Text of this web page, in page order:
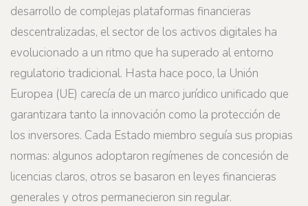
desarrollo de complejas plataformas financieras
descentralizadas, el sector de los activos digitales ha
evolucionado a un ritmo que ha superado al entorno
regulatorio tradicional. Hasta hace poco, la Unión
Europea (UE) carecía de un marco jurídico unificado que
garantizara tanto la innovación como la protección de
los inversores. Cada Estado miembro seguía sus propias
normas: algunos adoptaron regímenes de concesión de
licencias claros, otros se basaron en leyes financieras
generales y otros permanecieron sin regular.